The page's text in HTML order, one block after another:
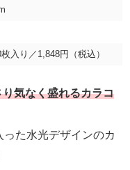
入り／1,848円（税込）
り気なく盛れるカラコ
た水光デザインのカ